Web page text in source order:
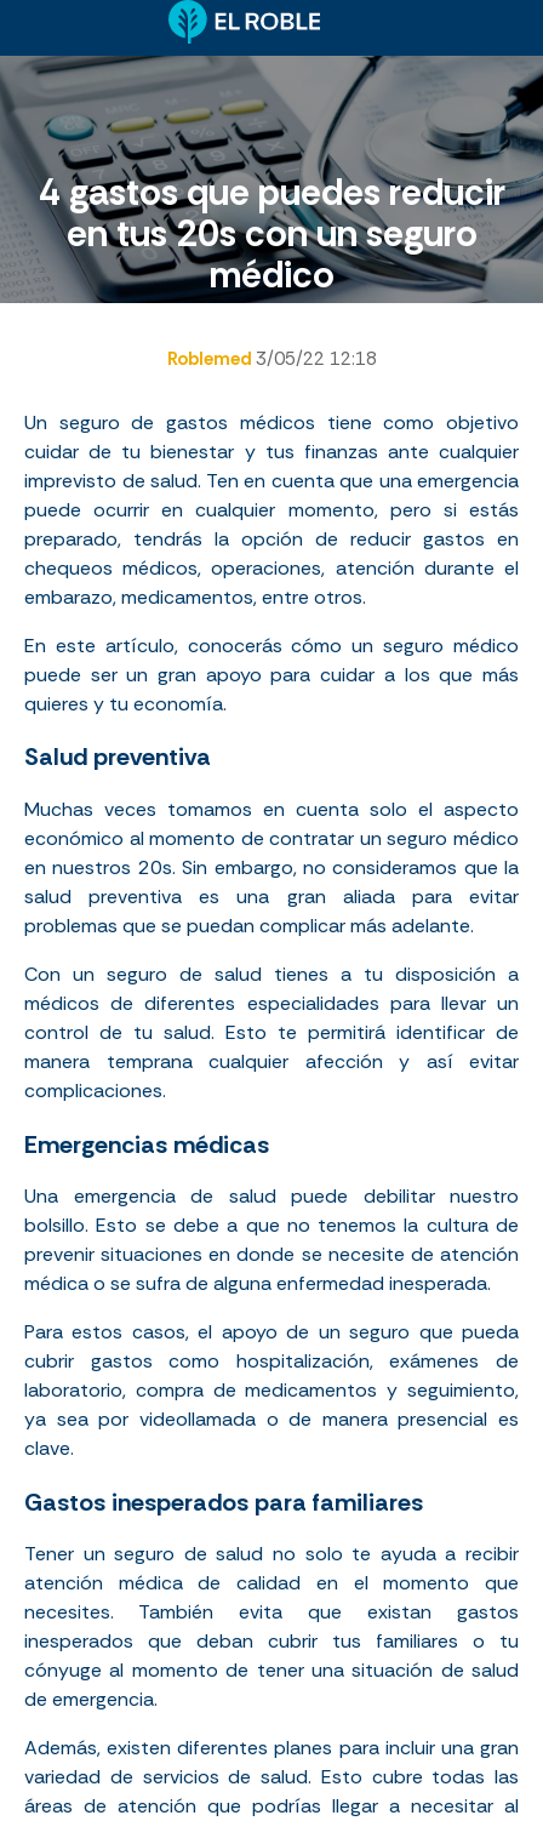
4 gastos que puedes reducir
en tus 20s con un seguro
médico
Roblemed 3/05/22 12:18
Un seguro de gastos médicos tiene como objetivo
cuidar de tu bienestar y tus finanzas ante cualquier
imprevisto de salud. Ten en cuenta que una emergencia
puede ocurrir en cualquier momento, pero si estás
preparado, tendrás la opción de reducir gastos en
chequeos médicos, operaciones, atención durante el
embarazo, medicamentos, entre otros.
En este artículo, conocerás cómo un seguro médico
puede ser un gran apoyo para cuidar a los que más
quieres y tu economía.
Salud preventiva
Muchas veces tomamos en cuenta solo el aspecto
económico al momento de contratar un seguro médico
en nuestros 20s. Sin embargo, no consideramos que la
salud preventiva es una gran aliada para evitar
problemas que se puedan complicar más adelante.
Con un seguro de salud tienes a tu disposición a
médicos de diferentes especialidades para llevar un
control de tu salud. Esto te permitirá identificar de
manera temprana cualquier afección y así evitar
complicaciones.
Emergencias médicas
Una emergencia de salud puede debilitar nuestro
bolsillo. Esto se debe a que no tenemos la cultura de
prevenir situaciones en donde se necesite de atención
médica o se sufra de alguna enfermedad inesperada.
Para estos casos, el apoyo de un seguro que pueda
cubrir gastos como hospitalización, exámenes de
laboratorio, compra de medicamentos y seguimiento,
ya sea por videollamada o de manera presencial es
clave.
Gastos inesperados para familiares
Tener un seguro de salud no solo te ayuda a recibir
atención médica de calidad en el momento que
necesites. También evita que existan gastos
inesperados que deban cubrir tus familiares o tu
cónyuge al momento de tener una situación de salud
de emergencia.
Además, existen diferentes planes para incluir una gran
variedad de servicios de salud. Esto cubre todas las
áreas de atención que podrías llegar a necesitar al